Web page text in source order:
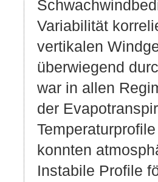
Variabilität
vertikalen
überwiegend
war in allen
der
konnten
Instabile Profile